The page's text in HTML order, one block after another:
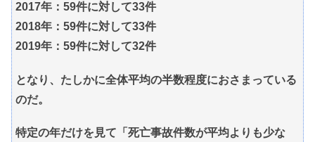
2017年：59件に対して33件
2018年：59件に対して33件
2019年：59件に対して32件
となり、たしかに全体平均の半数程度におさまっている
のだ。
特定の年だけを見て「死亡事故件数が平均よりも少な